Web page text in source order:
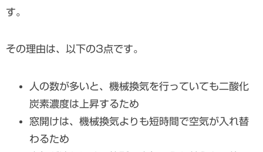
す。
その理由は、以下の3点です。
人の数が多いと、機械換気を行っていても二酸化
炭素濃度は上昇するため
窓開けは、機械換気よりも短時間で空気が入れ替
わるため